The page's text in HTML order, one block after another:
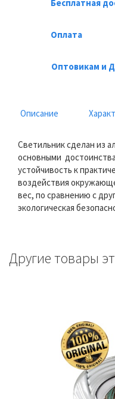
Бесплатная
Оплата
Оптовикам и
Описание
Светильник сделан из
основными
устойчивость к
воздействия
вес, по сравнению с
экологическая
Другие товары